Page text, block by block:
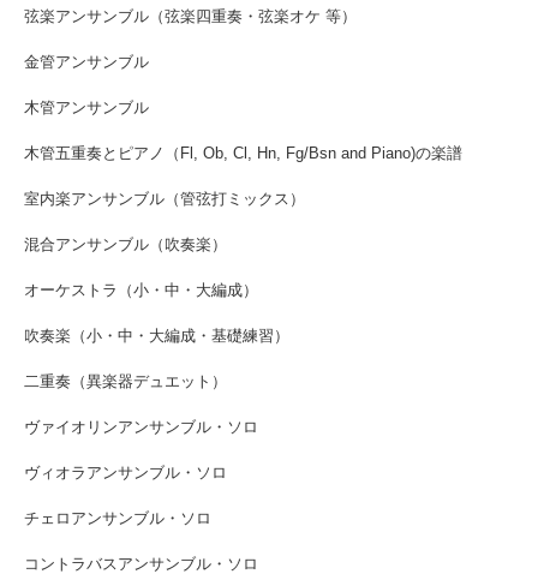
弦楽アンサンブル（弦楽四重奏・弦楽オケ 等）
金管アンサンブル
木管アンサンブル
木管五重奏とピアノ（Fl, Ob, Cl, Hn, Fg/Bsn and Piano)の楽譜
室内楽アンサンブル（管弦打ミックス）
混合アンサンブル（吹奏楽）
オーケストラ（小・中・大編成）
吹奏楽（小・中・大編成・基礎練習）
二重奏（異楽器デュエット）
ヴァイオリンアンサンブル・ソロ
ヴィオラアンサンブル・ソロ
チェロアンサンブル・ソロ
コントラバスアンサンブル・ソロ